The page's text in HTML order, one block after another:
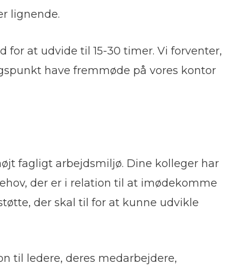
lignende.
at udvide til 15-30 timer. Vi forventer,
have fremmøde på vores kontor
fagligt arbejdsmiljø. Dine kolleger har
der er i relation til at imødekomme
der skal til for at kunne udvikle
til ledere, deres medarbejdere,